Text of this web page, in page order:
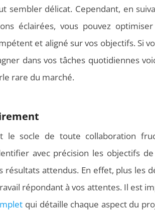
sembler délicat. Cependant, en
éclairées, vous pouvez
et aligné sur vos objectifs. Si
dans vos tâches quotidiennes
rare du marché.
le socle de toute collaboration
avec précision les objectifs
résultats attendus. En effet, plus les
répondant à vos attentes. Il est
qui détaille chaque aspect du